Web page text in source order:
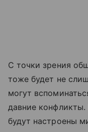
С точки зрения
тоже будет не
могут
давние
будут настроены